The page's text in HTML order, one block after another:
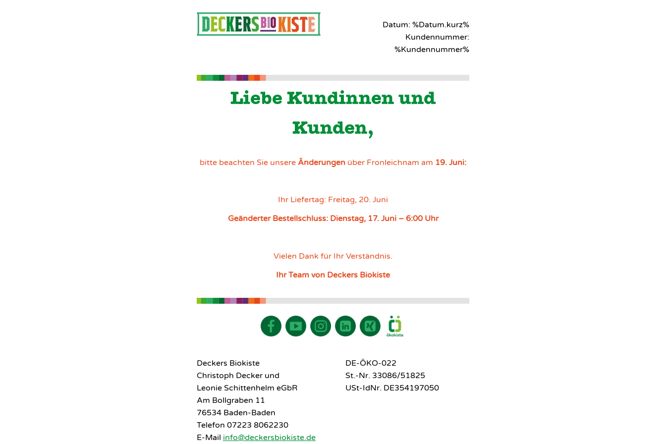
Datum: %Datum.kurz%
Kundennummer:
%Kundennummer%
Liebe Kundinnen und
Kunden,
bitte beachten Sie unsere Änderungen über Fronleichnam am 19. Juni:
Ihr Liefertag: Freitag, 20. Juni
Geänderter Bestellschluss: Dienstag, 17. Juni – 6:00 Uhr
Vielen Dank für Ihr Verständnis.
Ihr Team von Deckers Biokiste
Deckers Biokiste
Christoph Decker und
Leonie Schittenhelm eGbR
Am Bollgraben 11
76534 Baden-Baden
Telefon 07223 8062230
E-Mail info@deckersbiokiste.de
DE-ÖKO-022
St.-Nr. 33086/51825
USt-IdNr. DE354197050